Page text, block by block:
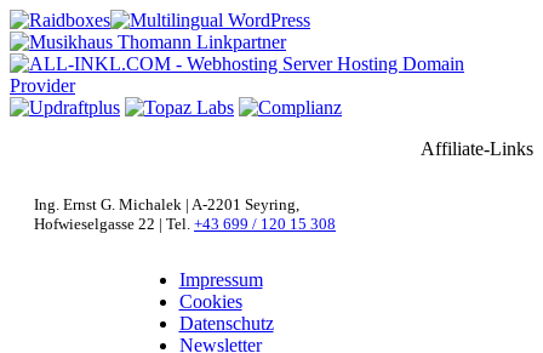
Affiliate-Links
Ing. Ernst G. Michalek | A-2201 Seyring,
Hofwieselgasse 22 | Tel. +43 699 / 120 15 308
Impressum
Cookies
Datenschutz
Newsletter